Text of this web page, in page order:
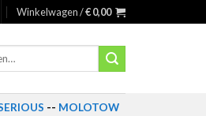
Winkelwagen /€0,00
-- MOLOTOW